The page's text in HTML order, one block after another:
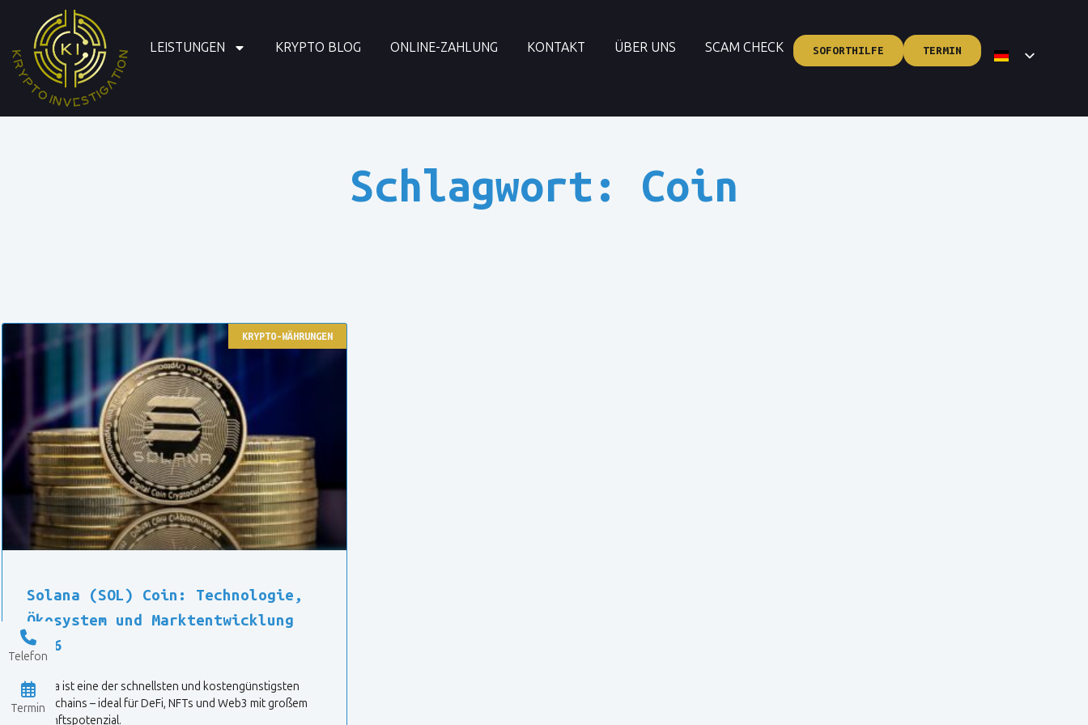
LEISTUNGEN KRYPTO BLOG ONLINE-ZAHLUNG KONTAKT ÜBER UNS SCAM CHECK SOFORTHILFE TERMIN
Schlagwort: Coin
KRYPTO-WÄHRUNGEN
Solana (SOL) Coin: Technologie,
Ökosystem und Marktentwicklung
2026
Solana ist eine der schnellsten und kostengünstigsten
Blockchains – ideal für DeFi, NFTs und Web3 mit großem
Zukunftspotenzial.
Telefon
Termin